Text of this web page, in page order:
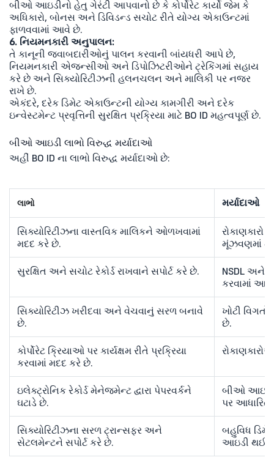
બીઓ આઇડીનો હેતુ ગેરંટી આપવાનો છે કે કોર્પોરેટ કાર્યો જેમ કે
અધિકારો, બોનસ અને ડિવિડન્ડ સચોટ રીતે યોગ્ય એકાઉન્ટમાં
ફાળવવામાં આવે છે.
6. નિયમનકારી અનુપાલન:
તે કાનૂની જવાબદારીઓનું પાલન કરવાની બાંયધરી આપે છે,
નિયમનકારી એજન્સીઓ અને ડિપોઝિટરીઓને ટ્રેકિંગમાં સહાય
કરે છે અને સિક્યોરિટીઝની હલનચલન અને માલિકી પર નજર
રાખે છે.
એકંદરે, દરેક ડિમેટ એકાઉન્ટની યોગ્ય કામગીરી અને દરેક
ઇન્વેસ્ટમેન્ટ પ્રવૃત્તિની સુરક્ષિત પ્રક્રિયા માટે BO ID મહત્વપૂર્ણ છે.
બીઓ આઇડી લાભો વિરુદ્ધ મર્યાદાઓ
અહીં BO ID ના લાભો વિરુદ્ધ મર્યાદાઓ છે:
લાભો મર્યાદાઓ
સિક્યોરિટીઝના વાસ્તવિક માલિકને ઓળખવામાં
મદદ કરે છે.
રોકાણકારો
મૂંઝવણમાં
સુરક્ષિત અને સચોટ રેકોર્ડ રાખવાને સપોર્ટ કરે છે.
NSDL અને
કરવામાં
સિક્યોરિટીઝ ખરીદવા અને વેચવાનું સરળ બનાવે
છે.
ખોટી
છે.
કોર્પોરેટ ક્રિયાઓ પર કાર્યક્ષમ રીતે પ્રક્રિયા
કરવામાં મદદ કરે છે.
ઇલેક્ટ્રોનિક રેકોર્ડ મેનેજમેન્ટ દ્વારા પેપરવર્કને
ઘટાડે છે.
બીઓ
પર આધારિત
સિક્યોરિટીઝના સરળ ટ્રાન્સફર અને
સેટલમેન્ટને સપોર્ટ કરે છે.
બહુવિધ
આઇડી થઈ